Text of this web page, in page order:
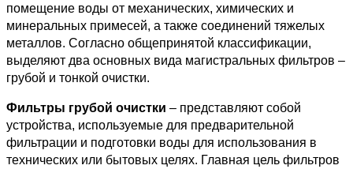
помещение воды от механических, химических и
минеральных примесей, а также соединений тяжелых
металлов. Согласно общепринятой классификации,
выделяют два основных вида магистральных фильтров –
грубой и тонкой очистки.
Фильтры грубой очистки – представляют собой
устройства, используемые для предварительной
фильтрации и подготовки воды для использования в
технических или бытовых целях. Главная цель фильтров